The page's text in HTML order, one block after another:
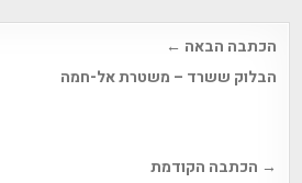
Post
navigation
הכתבה הבאה ←
הבלוק ששרד – משטרת אל-חמה
→ הכתבה הקודמת